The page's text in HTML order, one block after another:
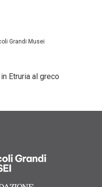
Grandi Musei
Etruria al greco